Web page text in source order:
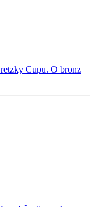
Cupu. O bronz